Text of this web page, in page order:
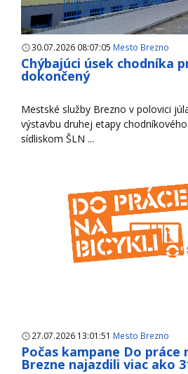
30.07.2026 08:07:05 Mesto Brezno
Chýbajúci úsek chodníka
dokončený
Mestské služby Brezno v polovici
výstavbu druhej etapy
sídliskom ŠLN ...
27.07.2026 13:01:51 Mesto Brezno
Počas kampane Do práce
Brezne najazdili viac ako